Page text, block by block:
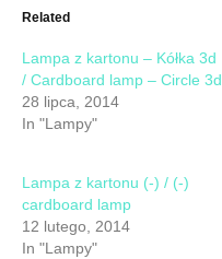
new
Related
Lampa z kartonu – Kółka 3d
/ Cardboard lamp – Circle 3d
28 lipca, 2014
In "Lampy"
Lampa z kartonu (-) / (-)
cardboard lamp
12 lutego, 2014
In "Lampy"